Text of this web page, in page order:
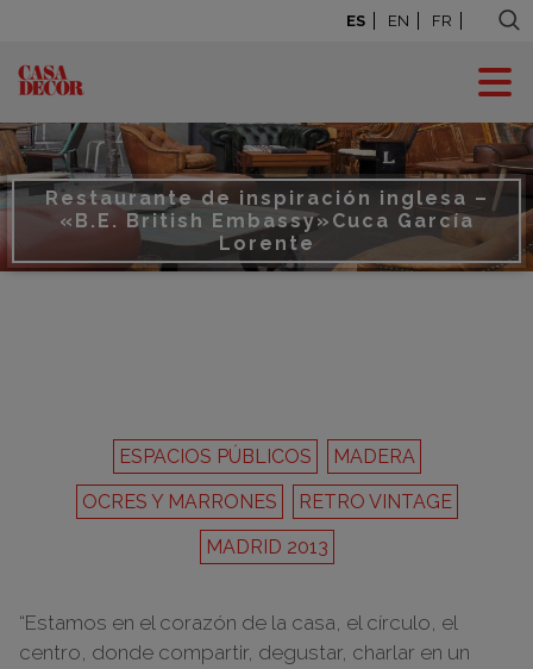
ES EN FR
Restaurante de inspiración inglesa –
«B.E. British Embassy» Cuca García
Lorente
ESPACIOS PÚBLICOS
MADERA
OCRES Y MARRONES
RETRO VINTAGE
MADRID 2013
“Estamos en el corazón de la casa, el círculo, el
centro, donde compartir, degustar, charlar en un